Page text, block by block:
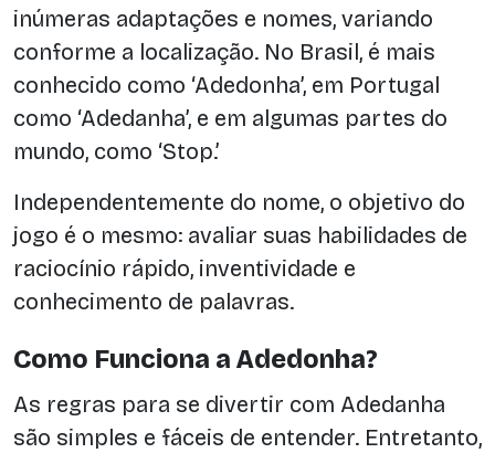
inúmeras adaptações e nomes, variando
conforme a localização. No Brasil, é mais
conhecido como ‘Adedonha’, em Portugal
como ‘Adedanha’, e em algumas partes do
mundo, como ‘Stop.’
Independentemente do nome, o objetivo do
jogo é o mesmo: avaliar suas habilidades de
raciocínio rápido, inventividade e
conhecimento de palavras.
Como Funciona a Adedonha?
As regras para se divertir com Adedanha
são simples e fáceis de entender. Entretanto,